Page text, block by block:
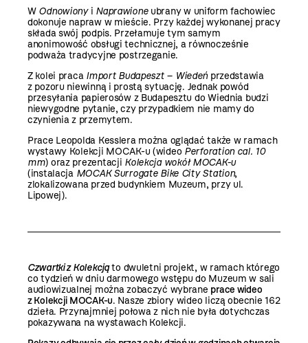
W Odnowiony i Naprawioneubrany w uniform fachowiec
dokonuje napraw w mieście. Przy każdej wykonanej pracy
składa swój podpis. Przełamuje tym samym
anonimowość obsługi technicznej, a równocześnie
podważa tradycyjne postrzeganie.
Z kolei praca Import Budapeszt – Wiedeńprzedstawia
z pozoru niewinną i prostą sytuację. Jednak powód
przesyłania papierosów z Budapesztu do Wiednia budzi
niewygodne pytanie, czy przypadkiem nie mamy do
czynienia z przemytem.
Prace Leopolda Kesslera można oglądać także w ramach
wystawy Kolekcji MOCAK-u (wideo Perforation cal. 10
mm) oraz prezentacji Kolekcja wokół MOCAK-u
(instalacja MOCAK Surrogate Bike City Station,
zlokalizowana przed budynkiem Muzeum, przy ul.
Lipowej).
Czwartki z Kolekcjąto dwuletni projekt, w ramach którego
co tydzień w dniu darmowego wstępu do Muzeum w sali
audiowizualnej można zobaczyć wybrane prace wideo
z Kolekcji MOCAK-u. Nasze zbiory wideo liczą obecnie 162
dzieła. Przynajmniej połowa z nich nie była dotychczas
pokazywana na wystawach Kolekcji.